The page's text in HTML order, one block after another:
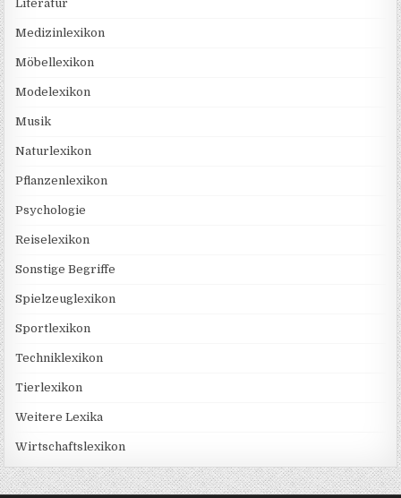
Literatur
Medizinlexikon
Möbellexikon
Modelexikon
Musik
Naturlexikon
Pflanzenlexikon
Psychologie
Reiselexikon
Sonstige Begriffe
Spielzeuglexikon
Sportlexikon
Techniklexikon
Tierlexikon
Weitere Lexika
Wirtschaftslexikon